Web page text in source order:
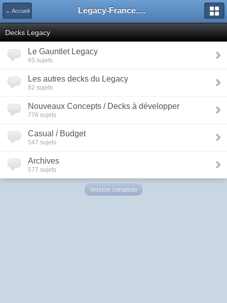
← Accueil Legacy-France.org - Forum
Decks Legacy
Le Gauntlet Legacy
45 sujets
Les autres decks du Legacy
82 sujets
Nouveaux Concepts / Decks à développer
776 sujets
Casual / Budget
547 sujets
Archives
577 sujets
Version complète